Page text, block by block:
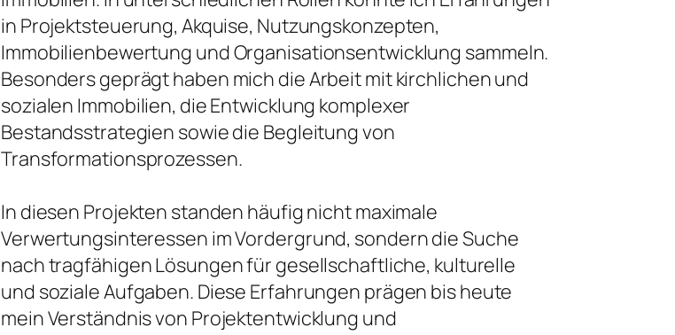
in Projektsteuerung, Akquise, Nutzungskonzepten,
Immobilienbewertung und Organisationsentwicklung sammeln.
Besonders geprägt haben mich die Arbeit mit kirchlichen und
sozialen Immobilien, die Entwicklung komplexer
Bestandsstrategien sowie die Begleitung von
Transformationsprozessen.
In diesen Projekten standen häufig nicht maximale
Verwertungsinteressen im Vordergrund, sondern die Suche
nach tragfähigen Lösungen für gesellschaftliche, kulturelle
und soziale Aufgaben. Diese Erfahrungen prägen bis heute
mein Verständnis von Projektentwicklung und